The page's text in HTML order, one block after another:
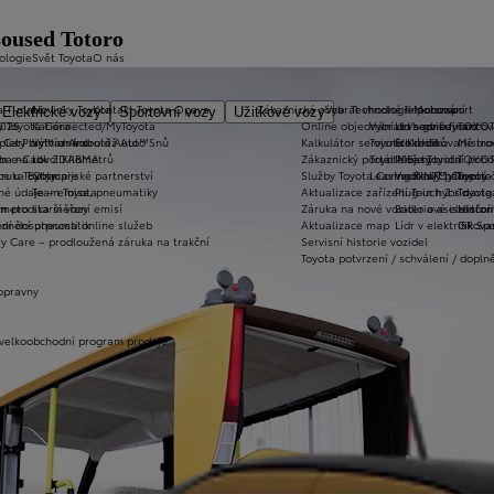
Elektrické vozy Sportovní vozy
Užitkové vozyVybrat vhodné financování
Vybrat vhodné
Toyota Kredit
Toyota Easy
Leasing KINTO One
zimních kol
na rok ZDARMA
Extracare
pro starší vozy
pneumatik
Care – prodloužená záruka na trakční
program prodeje
Zákaznická zóna
Online objednání do servisu
Kalkulátor servisních úkonů
Zákaznický portál Moje Toyota
Služby Toyota Connected/MyToyota
Aktualizace zařízení Touch 2 s
Záruka na nové vozidlo a asistenční
Aktualizace map
Servisní historie vozidel
Toyota potvrzení / schválení /
T-mate
Toyota Connected/MyToyota
CarPlay™ a Android Auto™
e-Call
u Toyoty
údaje – emise, pneumatiky
metodika měření emisí
dosutpnosti online služeb
Technologie pohonu
Let's go beyond
Elektrifikované
Plně hybridní
Vodíkový palivový
Plug-in hybrid
Bateriové
Lídr v
Svět Toyota
Novinky Toyota
Kariéra
Výtvarná soutěž Auto Snů
Lovci Kilometrů
Olympijské partnerství
Team Toyota
Motorsport
GR
O nás
Kontakt Toyota Opava
Totoro